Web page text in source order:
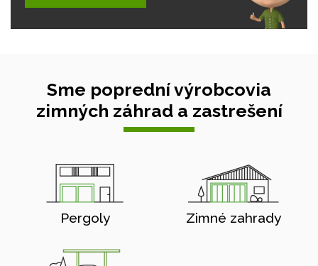
Sme poprední výrobcovia
zimných záhrad a zastrešení
Pergoly Zimné zahrady